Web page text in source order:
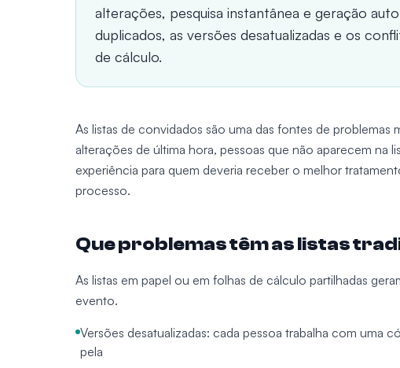
alterações, pesquisa instantânea e geração
duplicados, as versões desatualizadas e os
de cálculo.
As listas de convidados são uma das fontes de
alterações de última hora, pessoas que não aparecem na
experiência para quem deveria receber o melhor
processo.
Que problemas têm as listas
As listas em papel ou em folhas de cálculo partilhadas
evento.
Versões desatualizadas: cada pessoa trabalha com uma
pela